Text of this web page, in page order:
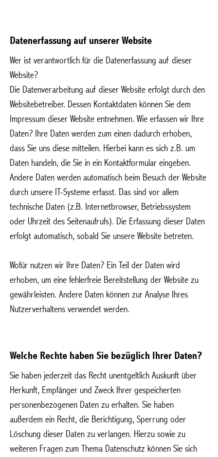
Datenerfassung auf unserer Website
Wer ist verantwortlich für die Datenerfassung auf dieser
Website?
Die Datenverarbeitung auf dieser Website erfolgt durch den
Websitebetreiber. Dessen Kontaktdaten können Sie dem
Impressum dieser Website entnehmen. Wie erfassen wir Ihre
Daten? Ihre Daten werden zum einen dadurch erhoben,
dass Sie uns diese mitteilen. Hierbei kann es sich z.B. um
Daten handeln, die Sie in ein Kontaktformular eingeben.
Andere Daten werden automatisch beim Besuch der Website
durch unsere IT-Systeme erfasst. Das sind vor allem
technische Daten (z.B. Internetbrowser, Betriebssystem
oder Uhrzeit des Seitenaufrufs). Die Erfassung dieser Daten
erfolgt automatisch, sobald Sie unsere Website betreten.
Wofür nutzen wir Ihre Daten? Ein Teil der Daten wird
erhoben, um eine fehlerfreie Bereitstellung der Website zu
gewährleisten. Andere Daten können zur Analyse Ihres
Nutzerverhaltens verwendet werden.
Welche Rechte haben Sie bezüglich Ihrer Daten?
Sie haben jederzeit das Recht unentgeltlich Auskunft über
Herkunft, Empfänger und Zweck Ihrer gespeicherten
personenbezogenen Daten zu erhalten. Sie haben
außerdem ein Recht, die Berichtigung, Sperrung oder
Löschung dieser Daten zu verlangen. Hierzu sowie zu
weiteren Fragen zum Thema Datenschutz können Sie sich